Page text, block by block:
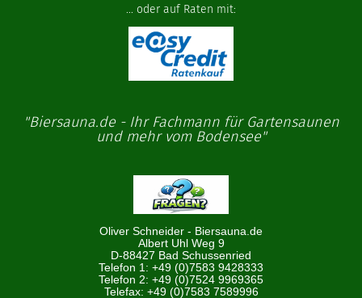
... oder auf Raten mit:
"Biersauna.de - Ihr Fachmann für Gartensaunen
und mehr vom Bodensee"
Oliver Schneider - Biersauna.de
Albert Uhl Weg 9
D-88427 Bad Schussenried
Telefon 1: +49 (0)7583 9428333
Telefon 2: +49 (0)7524 9969365
Telefax: +49 (0)7583 7589996